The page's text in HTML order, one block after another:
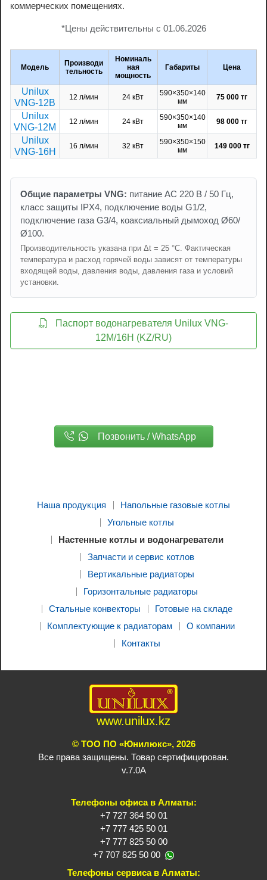
коммерческих помещениях.
*Цены действительны с 01.06.2026
Модель
Производи
тельность
Номиналь
ная
мощность
Габариты Цена
Unilux
VNG-12B
12 л/мин 24 кВт
590×350×140
мм
75 000 тг
Unilux
VNG-12M
12 л/мин 24 кВт
590×350×140
мм
98 000 тг
Unilux
VNG-16H
16 л/мин 32 кВт
590×350×150
мм
149 000 тг
Общие параметры VNG: питание AC 220 В / 50 Гц,
класс защиты IPX4, подключение воды G1/2,
подключение газа G3/4, коаксиальный дымоход Ø60/
Ø100.
Производительность указана при Δt = 25 °C. Фактическая
температура и расход горячей воды зависят от температуры
входящей воды, давления воды, давления газа и условий
установки.
Паспорт водонагревателя Unilux VNG-
12M/16H (KZ/RU)
Позвонить / WhatsApp
Наша продукция
Напольные газовые котлы
Угольные котлы
Настенные котлы и водонагреватели
Запчасти и сервис котлов
Вертикальные радиаторы
Горизонтальные радиаторы
Стальные конвекторы
Готовые на складе
Комплектующие к радиаторам
О компании
Контакты
© ТОО ПО «Юнилюкс», 2026
Все права защищены. Товар сертифицирован.
v.7.0A
www.unilux.kz
Телефоны офиса в Алматы:
+7 727 364 50 01
+7 777 425 50 01
+7 777 825 50 00
+7 707 825 50 00
Телефоны сервиса в Алматы: